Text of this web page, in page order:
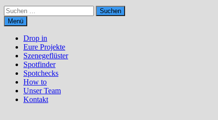
Suchen
nach:
Menü
Drop in
Eure Projekte
Szenegeflüster
Spotfinder
Spotchecks
How to
Unser Team
Kontakt